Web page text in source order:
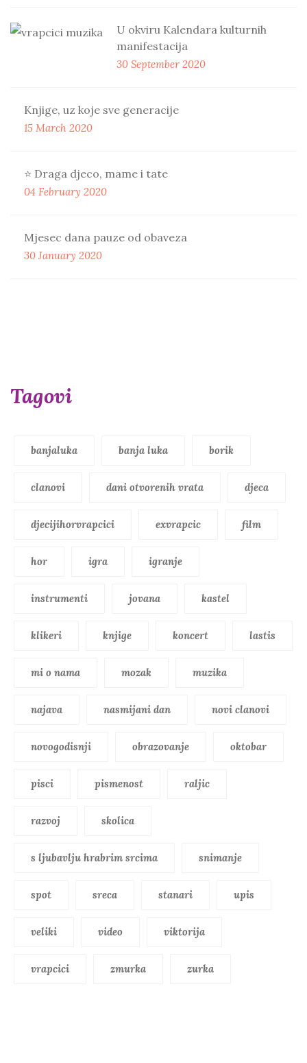
U okviru Kalendara kulturnih
manifestacija
30 September 2020
Knjige, uz koje sve generacije
15 March 2020
⭐️ Draga djeco, mame i tate
04 February 2020
Mjesec dana pauze od obaveza
30 January 2020
Tagovi
banjaluka banja luka borik
clanovi dani otvorenih vrata djeca
djecijihorvrapcici exvrapcic film
hor igra igranje
instrumenti jovana kastel
klikeri knjige koncert lastis
mi o nama mozak muzika
najava nasmijani dan novi clanovi
novogodisnji obrazovanje oktobar
pisci pismenost raljic
razvoj skolica
s ljubavlju hrabrim srcima snimanje
spot sreca stanari upis
veliki video viktorija
vrapcici zmurka zurka